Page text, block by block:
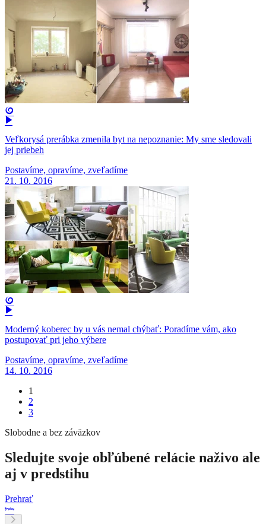
Veľkorysá prerábka zmenila byt na nepoznanie: My sme sledovali
jej priebeh
Postavíme, opravíme, zveľadíme
21. 10. 2016
Moderný koberec by u vás nemal chýbať: Poradíme vám, ako
postupovať pri jeho výbere
Postavíme, opravíme, zveľadíme
14. 10. 2016
1
2
3
Slobodne a bez záväzkov
Sledujte svoje obľúbené relácie naživo ale
aj v predstihu
Prehrať